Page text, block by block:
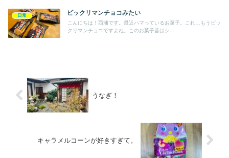
日常 ビックリマンチョコみたい
こんにちは！西浦です。最近ハマっているお菓子。これ…もうビッ
クリマンチョコですよね。このお菓子昔はシ...
うなぎ！
キャラメルコーンが好きすぎて。